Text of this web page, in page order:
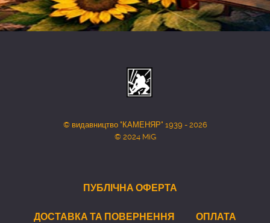
© видавництво "КАМЕНЯР" 1939 - 2026
© 2024 MiG
ПУБЛІЧНА ОФЕРТА
ДОСТАВКА ТА ПОВЕРНЕННЯ ОПЛАТА